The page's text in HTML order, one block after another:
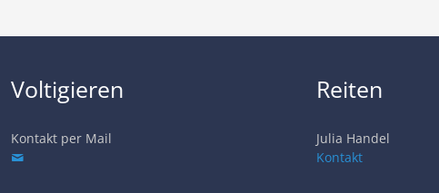
Voltigieren
Kontakt per Mail
Reiten
Julia Handel
Kontakt